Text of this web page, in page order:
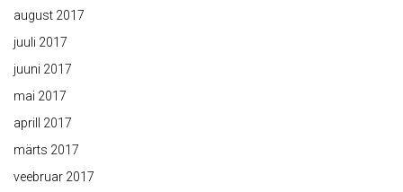
august 2017
juuli 2017
juuni 2017
mai 2017
aprill 2017
märts 2017
veebruar 2017